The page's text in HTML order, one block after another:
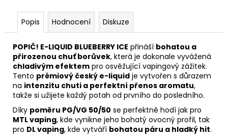
Popis Hodnocení Diskuze
POPIČ! E-LIQUID BLUEBERRY ICE přináší bohatou a
přirozenou chuť borůvek, která je dokonale vyvážená
chladivým efektem pro osvěžující vapingový zážitek.
Tento prémiový český e-liquid je vytvořen s důrazem
na intenzitu chuti a perfektní přenos aromatu,
takže si užijete každý potah od prvního do posledního.
Díky poměru PG/VG 50/50 se perfektně hodí jak pro
MTL vaping, kde vynikne jeho bohatý ovocný profil, tak
pro DL vaping, kde vytváří bohatou páru a hladký hit.